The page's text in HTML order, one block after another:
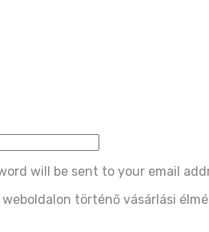
will be sent to your email
történő vásárlási